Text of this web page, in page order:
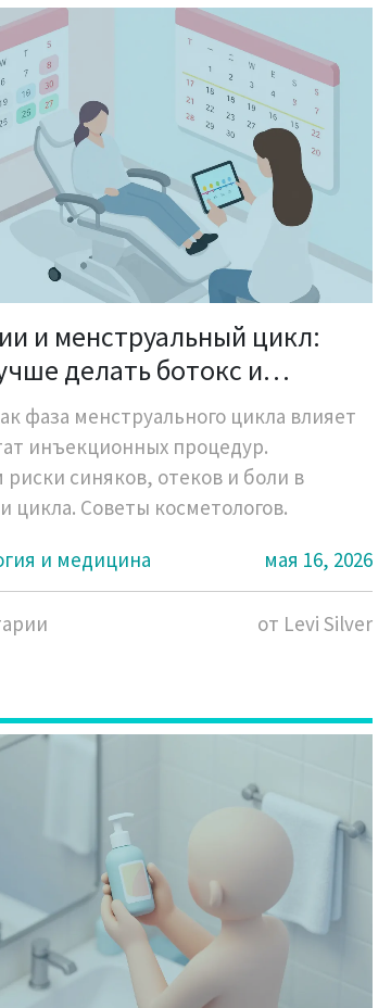
и менструальный цикл:
делать ботокс и
фаза менструального цикла влияет
инъекционных процедур.
риски синяков, отеков и боли в
цикла. Советы косметологов.
и медицина
мая 16, 2026
от Levi Silver